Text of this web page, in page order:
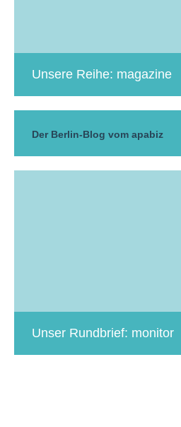
Unsere Reihe: magazine
Der Berlin-Blog vom apabiz
Unser Rundbrief: monitor